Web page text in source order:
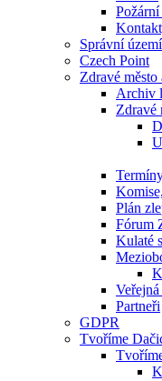
Požární
Správní
Czech Point
Zdravé
Archiv
Zdravé
Plán
Fórum
Kulaté
Partneři
GDPR
Tvoříme